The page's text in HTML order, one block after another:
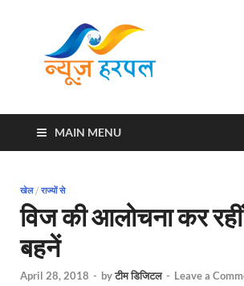
MAIN MENU
खेल/ राज्यों से
विज की आलोचना कर
बहनें
April 28, 2018 - byटीम डिजिटल - Leave a